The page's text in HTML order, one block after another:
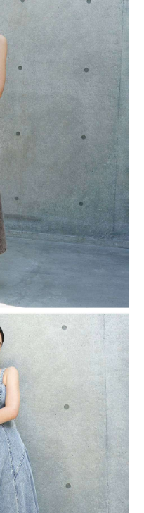
碼／台灣大直營門市／銀行轉
。
（以下簡稱本公司）所提供，讓
務，並由商店將買賣／分期付款
司帳單繳交帳款。
關係目的，商店將以您的個人
大哥大進項蒐集、處理及利用，
確認、核對及更正。
https://oppay.tw/userRule
，將跳轉至「AFTEE先享後付」
可完成結帳。
訊。
訊中的連結，可透過四大超商／
視為交易完成。
，但若您需要取消訂單，請聯絡
仍視為有效，需透過AFTEE先享
結帳頁面顯示為準，若有關於
疑問，請聯繫「AFTEE先享後付
support/home
AFTEE先享後付」服務完成之交
，並將交易相關給付款項請求債
址：
https://aftee.tw/terms/#terms3
監護人之同意方可使用
起之損失，本公司不負相關責
別帳號之用戶狀況，依本公司即
足之情形，本公司將視審查結果
註冊。若發現惡意使用之情形，
使用額度並採取法律行動。